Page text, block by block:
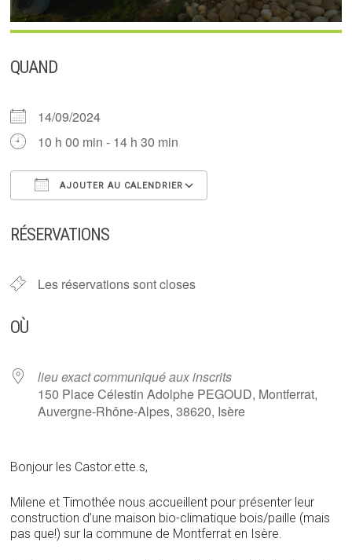
QUAND
14/09/2024
10 h 00 min - 14 h 30 min
AJOUTER AU CALENDRIER
RÉSERVATIONS
Les réservations sont closes
OÙ
lieu exact communiqué aux inscrits
150 Place Célestin Adolphe PEGOUD, Montferrat,
Auvergne-Rhône-Alpes, 38620, Isère
Bonjour les Castor.ette.s,
Milene et Timothée nous accueillent pour présenter leur
construction d’une maison bio-climatique bois/paille (mais
pas que!) sur la commune de Montferrat en Isère.